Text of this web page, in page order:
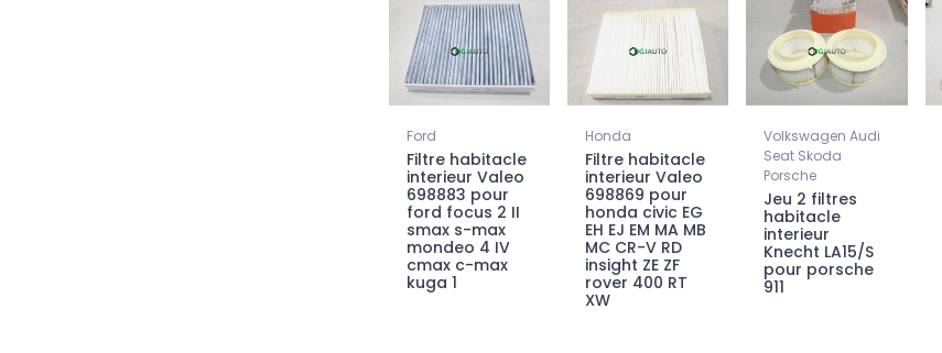
Ford
Filtre habitacle
interieur Valeo
698883 pour
ford focus 2 II
smax s-max
mondeo 4 IV
cmax c-max
kuga 1
Honda
Filtre habitacle
interieur Valeo
698869 pour
honda civic EG
EH EJ EM MA MB
MC CR-V RD
insight ZE ZF
rover 400 RT
XW
Volkswagen Audi
Seat Skoda
Porsche
Jeu 2 filtres
habitacle
interieur
Knecht LA15/S
pour porsche
911